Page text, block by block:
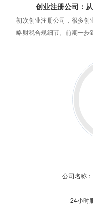
创业注册公司：
初次创业注册公司，很多创
略财税合规细节。前期一步
持续支持中小微企业经营
2027 年 12 月 31 日。本
用条件与申报
资质办理不用跑：
一站式企业资质服务：新
明可查，保
公司名称
24小时